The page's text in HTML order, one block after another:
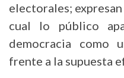
electorales;
cual lo público
democracia como
frente a la supuesta